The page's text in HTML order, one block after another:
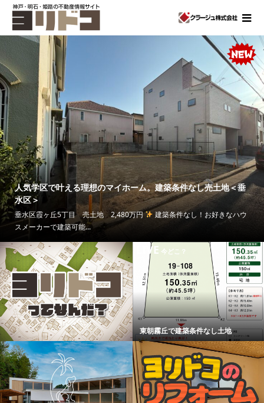
人気学区で叶える理想のマイホーム。建築条件なし売土地＜垂
水区＞
垂水区霞ヶ丘5丁目 売土地 2,480万円
建築条件なし！お好きなハウ
スメーカーで建築可能...
LIVE 今どこ？
東朝霧丘で建築条件なし土地